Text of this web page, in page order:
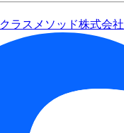
クラスメソッド株式会社